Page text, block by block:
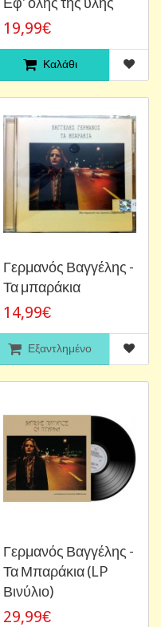
19,99€
Καλάθι
Γερμανός Βαγγέλης -
Τα μπαράκια
14,99€
Εξαντλημένο
Γερμανός Βαγγέλης -
Τα Μπαράκια (LP
Βινύλιο)
29,99€